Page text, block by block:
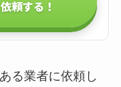
頼する！
る業者に依頼し